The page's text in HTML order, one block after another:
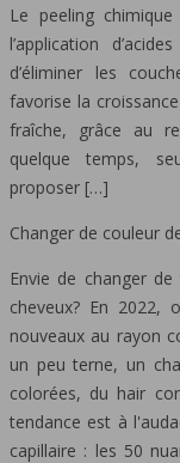
Le peeling
l’application
d’éliminer les
favorise la
fraîche, grâce au
quelque temps,
proposer […]
Changer de couleur
Envie de changer
cheveux? En
nouveaux au rayon
un peu terne, un
colorées, du hair
tendance est à
capillaire : les 50